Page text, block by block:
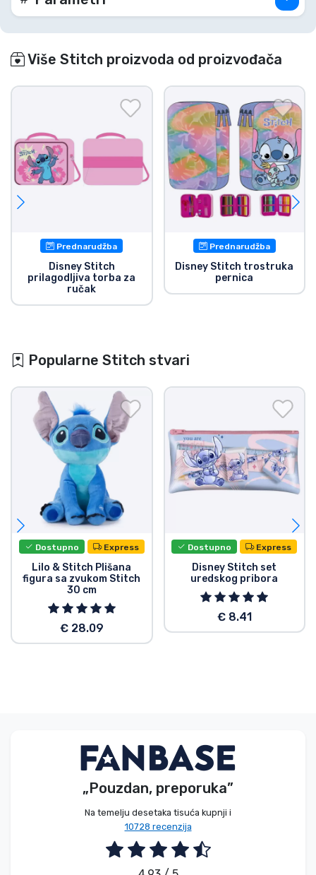
Više Stitch proizvoda od proizvođača
Prednarudžba
Disney Stitch
prilagodljiva torba za
ručak
Prednarudžba
Disney Stitch trostruka
pernica
Popularne Stitch stvari
Dostupno Express
Lilo & Stitch Plišana
figura sa zvukom Stitch
30 cm
€ 28.09
Dostupno Express
Disney Stitch set
uredskog pribora
€ 8.41
„Pouzdan, preporuka”
Na temelju desetaka tisuća kupnji i
10728 recenzija